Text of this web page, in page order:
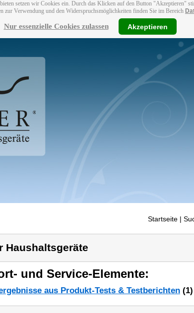
setzen wir Cookies ein. Durch das Klicken auf den Button "Akzeptieren"
zur Verwendung und den Widerspruchsmöglichkeiten finden Sie im Bereich
Nur essenzielle Cookies zulassen Akzeptieren
Startseite |
Haushaltsgeräte
und Service-Elemente:
aus Produkt-Tests & Testberichten (1)